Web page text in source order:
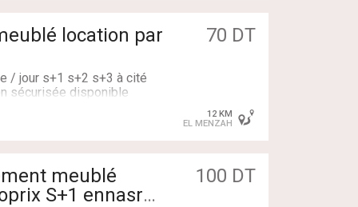
résidence calme et agré
location par
70 DT
/ jour s+1 s+2 s+3 à cité
sécurisée disponible
spécifique 🕘
12 KM
EL MENZAH
S+1 ennasr
100 DT